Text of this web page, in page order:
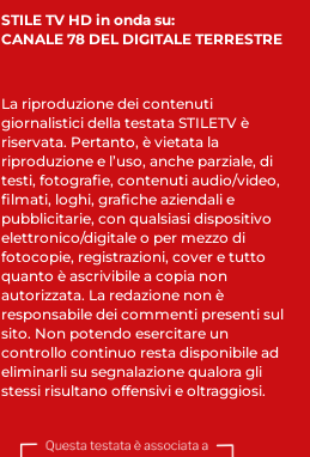
STILE TV HD in onda su:
CANALE 78 DEL DIGITALE TERRESTRE
La riproduzione dei contenuti
giornalistici della testata STILETV è
riservata. Pertanto, è vietata la
riproduzione e l’uso, anche parziale, di
testi, fotografie, contenuti audio/video,
filmati, loghi, grafiche aziendali e
pubblicitarie, con qualsiasi dispositivo
elettronico/digitale o per mezzo di
fotocopie, registrazioni, cover e tutto
quanto è ascrivibile a copia non
autorizzata. La redazione non è
responsabile dei commenti presenti sul
sito. Non potendo esercitare un
controllo continuo resta disponibile ad
eliminarli su segnalazione qualora gli
stessi risultano offensivi e oltraggiosi.